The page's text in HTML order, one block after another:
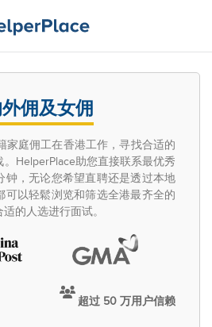
佣及女佣
家庭佣工在香港工作，寻找合适的
HelperPlace助您直接联系最优秀
钟，无论您希望直聘还是透过本地
可以轻鬆浏览和筛选全港最齐全的
的人选进行面试。
超过 50 万用户信赖